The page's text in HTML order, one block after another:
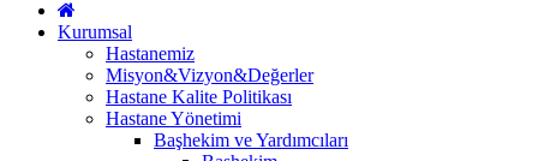
Kurumsal
Hastanemiz
Misyon&Vizyon&Değerler
Hastane Kalite Politikası
Hastane Yönetimi
Başhekim ve Yardımcıları